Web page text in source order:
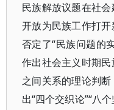
民族解放议题在社
开放为民族工作打
否定了“民族问题的
作出社会主义时期
之间关系的理论判
出“四个交织论”“八